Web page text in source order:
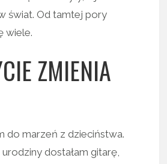
świat. Od tamtej pory
wiele.
ZMIENIA
do marzeń z dzieciństwa.
dostałam gitarę,